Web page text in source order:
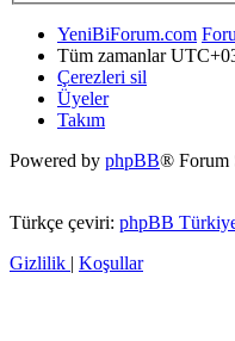
YeniBiForum.com
Tüm zamanlar
Çerezleri sil
Üyeler
Takım
Powered by phpBB® Forum
Türkçe çeviri: phpBB
Gizlilik | Koşullar